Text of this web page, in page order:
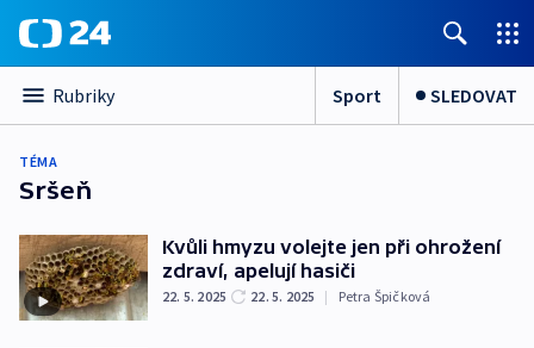
Rubriky Sport SLEDOVAT
TÉMA
Sršeň
Kvůli hmyzu volejte jen při ohrožení
zdraví, apelují hasiči
22. 5. 2025 22. 5. 2025 | Petra Špičková